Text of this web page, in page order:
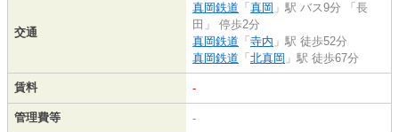
交通
真岡鉄道 「 真岡 」駅 バス9分 「長
田」 停歩2分
真岡鉄道 「 寺内 」駅 徒歩52分
真岡鉄道 「 北真岡 」駅 徒歩67分
賃料 -
管理費等 -